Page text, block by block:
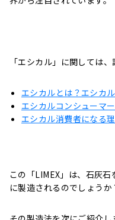
「エシカル」に関しては
エシカルとは？エシカ
エシカルコンシューマ
エシカル消費者になる
この「LIMEX」は、石灰
に製造されるのでしょうか